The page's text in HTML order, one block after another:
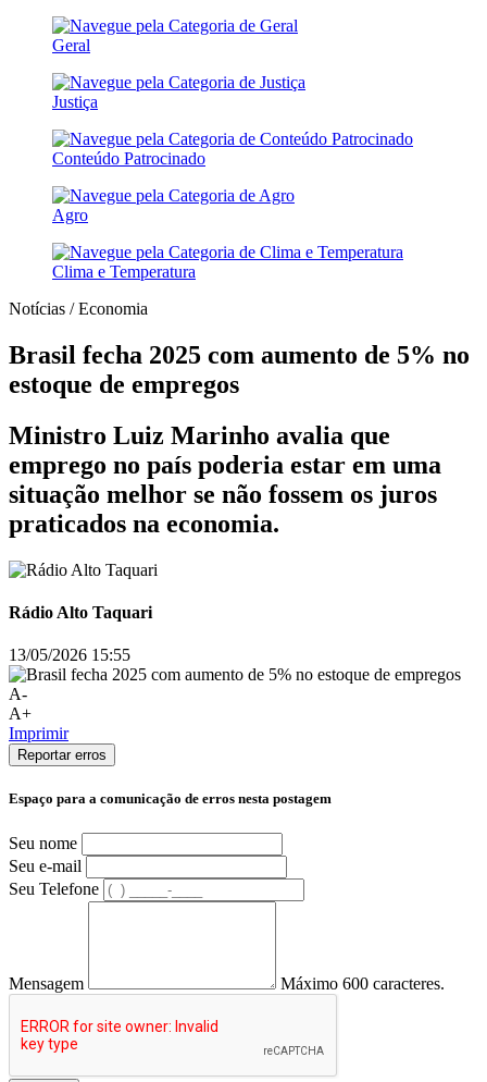
Geral
Justiça
Conteúdo Patrocinado
Agro
Clima e Temperatura
Notícias / Economia
Brasil fecha 2025 com aumento de 5% no
estoque de empregos
Ministro Luiz Marinho avalia que
emprego no país poderia estar em uma
situação melhor se não fossem os juros
praticados na economia.
Rádio Alto Taquari
13/05/2026 15:55
A-
A+
Imprimir
Reportar erros
Espaço para a comunicação de erros nesta postagem
Seu nome
Seu e-mail
Seu Telefone
Mensagem Máximo 600 caracteres.